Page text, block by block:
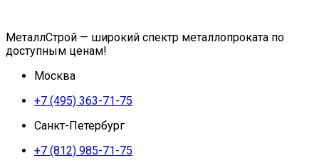
МеталлСтрой — широкий спектр металлопроката по
доступным ценам!
Москва
+7 (495) 363-71-75
Санкт-Петербург
+7 (812) 985-71-75